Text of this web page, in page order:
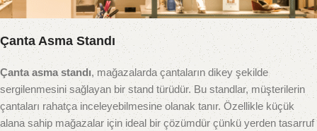
Çanta Asma Standı
Çanta asma standı, mağazalarda çantaların dikey şekilde
sergilenmesini sağlayan bir stand türüdür. Bu standlar, müşterilerin
çantaları rahatça inceleyebilmesine olanak tanır. Özellikle küçük
alana sahip mağazalar için ideal bir çözümdür çünkü yerden tasarruf